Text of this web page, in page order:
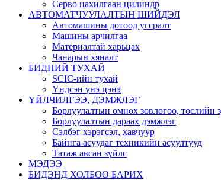
Серво цахилгаан цилиндр
АВТОМАТЧУУЛАЛТЫН ШИЙДЭЛ
Автомашины дотоод угсралт
Машины арчилгаа
Материалтай харьцах
Чанарын хяналт
БИДНИЙ ТУХАЙ
SCIC-ийн тухай
Үндсэн үнэ цэнэ
ҮЙЛЧИЛГЭЭ, ДЭМЖЛЭГ
Борлуулалтын өмнөх зөвлөгөө, төслийн
Борлуулалтын дараах дэмжлэг
Сэлбэг хэрэгсэл, хавчуур
Байнга асуудаг техникийн асуултууд
Татаж авсан зүйлс
МЭДЭЭ
БИДЭНД ХОЛБОО БАРИХ